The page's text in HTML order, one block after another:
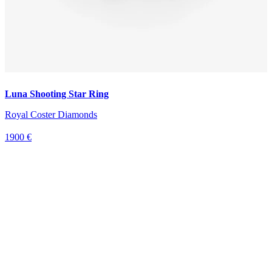
Luna Shooting Star Ring
Royal Coster Diamonds
1900 €